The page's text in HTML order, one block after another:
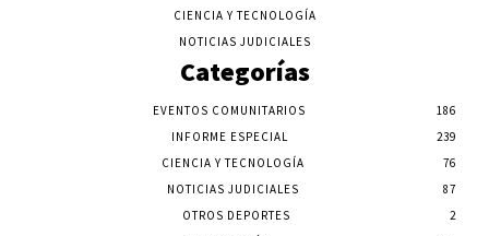
CIENCIA Y TECNOLOGÍA
NOTICIAS JUDICIALES
Categorías
EVENTOS COMUNITARIOS
186
INFORME ESPECIAL
239
CIENCIA Y TECNOLOGÍA
76
NOTICIAS JUDICIALES
87
OTROS DEPORTES
2